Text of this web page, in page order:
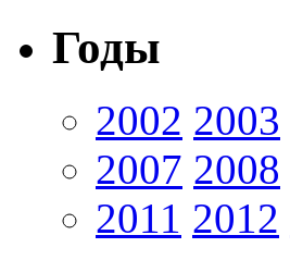
Годы
2002 2003
2007 2008
2011 2012